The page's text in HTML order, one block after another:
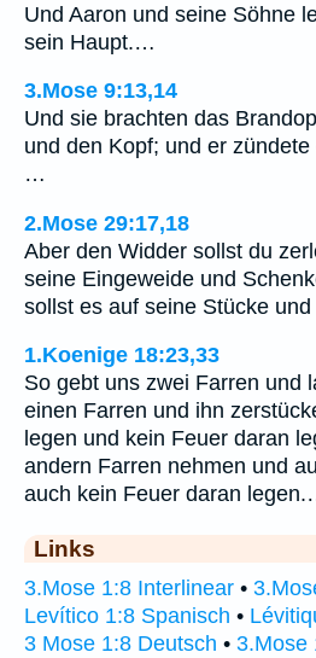
Und Aaron und seine Söhne
sein Haupt.…
3.Mose 9:13,14
Und sie brachten das
und den Kopf; und er
…
2.Mose 29:17,18
Aber den Widder sollst du
seine Eingeweide und
sollst es auf seine Stücke
1.Koenige 18:23,33
So gebt uns zwei Farren und
einen Farren und ihn
legen und kein Feuer daran
andern Farren nehmen und
auch kein Feuer daran
Links
3.Mose 1:8 Interlinear •
Levítico 1:8 Spanisch •
3 Mose 1:8 Deutsch • 3.Mose